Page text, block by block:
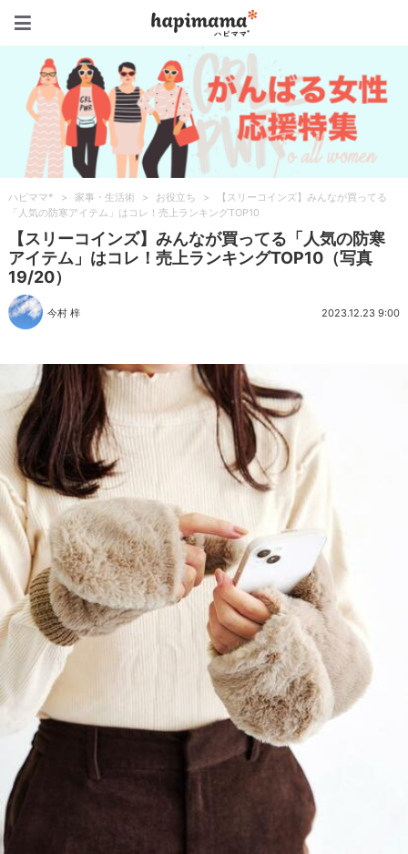
ハピママ* > 家事・生活術 > お役立ち >
【スリーコインズ】みんなが買ってる
「人気の防寒アイテム」はコレ！売上ランキングTOP10
【スリーコインズ】みんなが買ってる「人気の防寒
アイテム」はコレ！売上ランキングTOP10（写真
19/20）
今村 梓 2023.12.23 9:00